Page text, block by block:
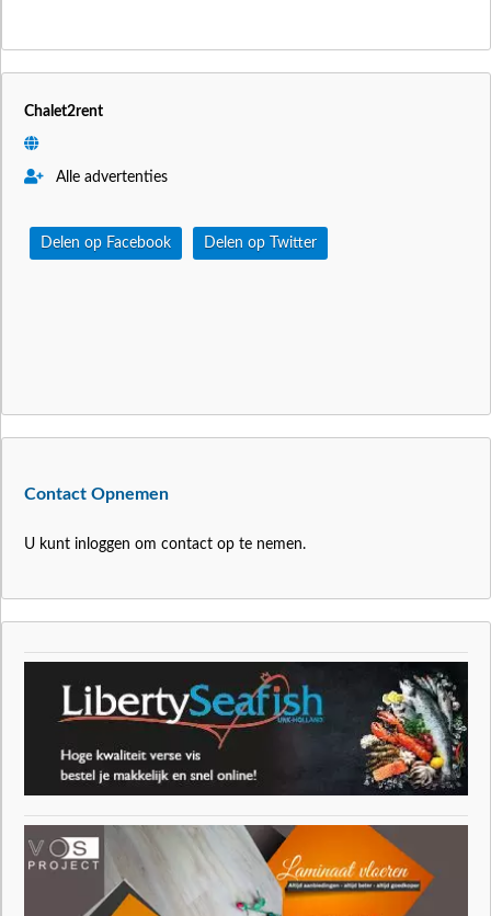
Chalet2rent
Alle advertenties
Delen op Facebook Delen op Twitter
Contact Opnemen
U kunt inloggen om contact op te nemen.